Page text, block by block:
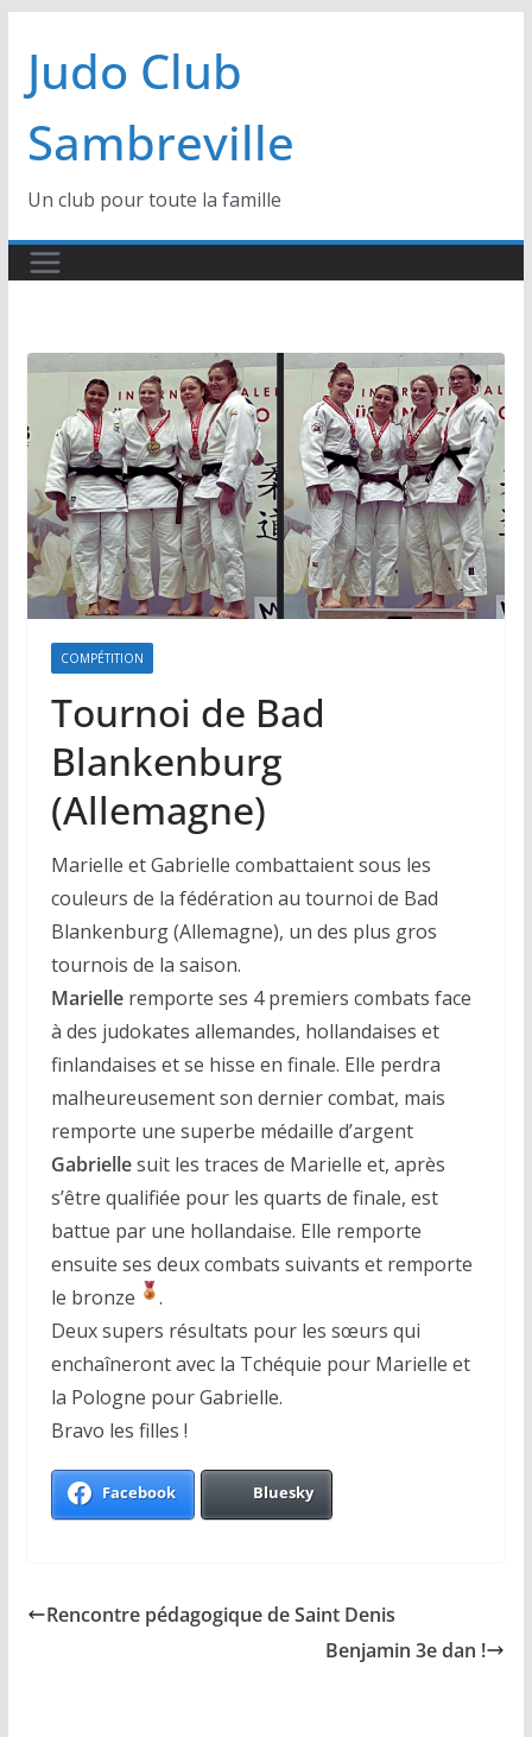
contenu
Judo Club
Sambreville
Un club pour toute la famille
COMPÉTITION
Tournoi de Bad
Blankenburg
(Allemagne)
Marielle et Gabrielle combattaient sous les
couleurs de la fédération au tournoi de Bad
Blankenburg (Allemagne), un des plus gros
tournois de la saison.
Marielleremporte ses 4 premiers combats face
à des judokates allemandes, hollandaises et
finlandaises et se hisse en finale. Elle perdra
malheureusement son dernier combat, mais
remporte une superbe médaille d’argent
Gabriellesuit les traces de Marielle et, après
s’être qualifiée pour les quarts de finale, est
battue par une hollandaise. Elle remporte
ensuite ses deux combats suivants et remporte
le bronze
.
Deux supers résultats pour les sœurs qui
enchaîneront avec la Tchéquie pour Marielle et
la Pologne pour Gabrielle.
Bravo les filles !
Facebook Bluesky
Rencontre pédagogique de Saint Denis
Benjamin 3e dan !